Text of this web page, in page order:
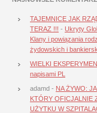
TAJEMNICE JAK
TERAZ !!! - Ukryty
Klany i powiązania
żydowskich i
WIELKI
napisami PL
adamd - NA ŻYWO:
KTÓRY OFICJALNIE
UŻYTKU W